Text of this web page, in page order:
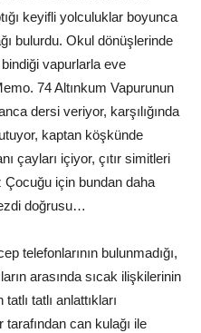
keyifli yolculuklar boyunca
bulurdu. Okul dönüşlerinde
vapurlarla eve
74 Altınkum Vapurunun
dersi veriyor, karşılığında
kaptan köşkünde
çayları içiyor, çıtır simitleri
Çocuğu için bundan daha
doğrusu…
telefonlarının bulunmadığı,
arasında sıcak ilişkilerinin
tatlı anlattıkları
can kulağı ile